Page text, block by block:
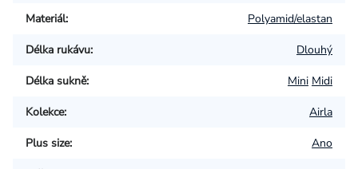
Materiál: Polyamid/elastan
Délka rukávu: Dlouhý
Délka sukně: Mini Midi
Kolekce: Airla
Plus size: Ano